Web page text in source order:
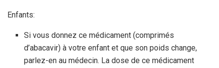
Enfants:
Si vous donnez ce médicament (comprimés
d’abacavir) à votre enfant et que son poids change,
parlez-en au médecin. La dose de ce médicament